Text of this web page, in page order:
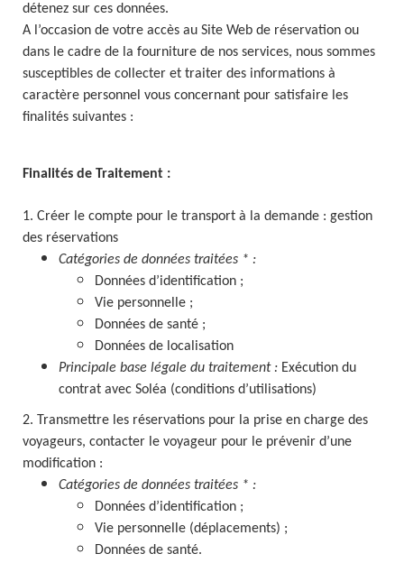
détenez sur ces données.
A l’occasion de votre accès au Site Web de réservation ou
dans le cadre de la fourniture de nos services, nous sommes
susceptibles de collecter et traiter des informations à
caractère personnel vous concernant pour satisfaire les
finalités suivantes :
Finalités de Traitement :
1. Créer le compte pour le transport à la demande : gestion
des réservations
Catégories de données traitées * :
Données d’identification ;
Vie personnelle ;
Données de santé ;
Données de localisation
Principale base légale du traitement : Exécution du
contrat avec Soléa (conditions d’utilisations)
2. Transmettre les réservations pour la prise en charge des
voyageurs, contacter le voyageur pour le prévenir d’une
modification :
Catégories de données traitées * :
Données d’identification ;
Vie personnelle (déplacements) ;
Données de santé.